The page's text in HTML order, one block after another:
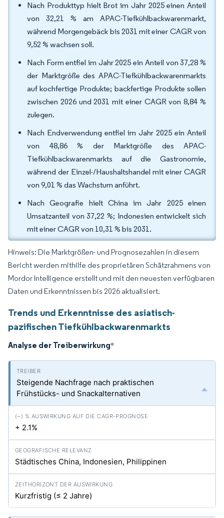
Nach Produkttyp hielt Brot im Jahr 2025 einen Anteil
von 32,21 % am APAC-Tiefkühlbackwarenmarkt,
während Morgengebäck bis 2031 mit einer CAGR von
9,52 % wachsen soll.
Nach Form entfiel im Jahr 2025 ein Anteil von 37,28 %
der Marktgröße des APAC-Tiefkühlbackwarenmarkts
auf kochfertige Produkte; backfertige Produkte sollen
zwischen 2026 und 2031 mit einer CAGR von 8,84 %
zulegen.
Nach Endverwendung entfiel im Jahr 2025 ein Anteil
von 48,86 % der Marktgröße des APAC-
Tiefkühlbackwarenmarkts auf die Gastronomie,
während der Einzel-/Haushaltshandel mit einer CAGR
von 9,01 % das Wachstum anführt.
Nach Geografie hielt China im Jahr 2025 einen
Umsatzanteil von 37,22 %; Indonesien entwickelt sich
mit einer CAGR von 10,31 % bis 2031.
Hinweis: Die Marktgrößen- und Prognosezahlen in diesem
Bericht werden mithilfe des proprietären Schätzrahmens von
Mordor Intelligence erstellt und mit den neuesten verfügbaren
Daten und Erkenntnissen bis 2026 aktualisiert.
Trends und Erkenntnisse des asiatisch-
pazifischen Tiefkühlbackwarenmarkts
Analyse der Treiberwirkung*
Steigende Nachfrage nach praktischen
Frühstücks- und Snackalternativen
+ 2.1%
Städtisches China, Indonesien, Philippinen
Kurzfristig (≤ 2 Jahre)